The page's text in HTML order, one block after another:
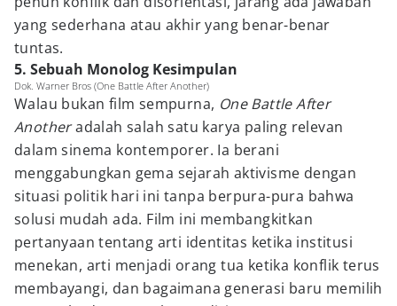
yang sederhana atau akhir yang benar-benar
tuntas.
5. Sebuah Monolog Kesimpulan
Dok. Warner Bros (One Battle After Another)
Walau bukan film sempurna, One Battle After
Anotheradalah salah satu karya paling relevan
dalam sinema kontemporer. Ia berani
menggabungkan gema sejarah aktivisme dengan
situasi politik hari ini tanpa berpura-pura bahwa
solusi mudah ada. Film ini membangkitkan
pertanyaan tentang arti identitas ketika institusi
menekan, arti menjadi orang tua ketika konflik terus
membayangi, dan bagaimana generasi baru memilih